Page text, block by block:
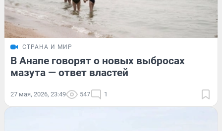
СТРАНА И МИР
В Анапе говорят о новых выбросах
мазута — ответ властей
27 мая, 2026, 23:49 547 1